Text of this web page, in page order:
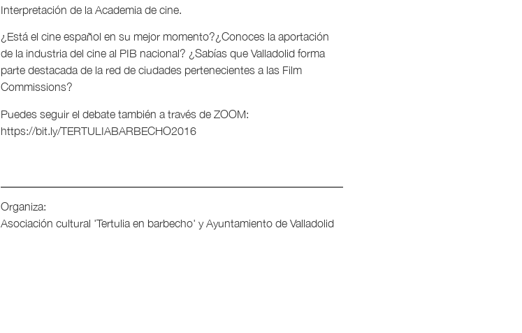
Interpretación de la Academia de cine.
¿Está el cine español en su mejor momento?¿Conoces la aportación
de la industria del cine al PIB nacional? ¿Sabías que Valladolid forma
parte destacada de la red de ciudades pertenecientes a las Film
Commissions?
Puedes seguir el debate también a través de ZOOM:
https://bit.ly/TERTULIABARBECHO2016
Organiza:
Asociación cultural 'Tertulia en barbecho' y Ayuntamiento de Valladolid